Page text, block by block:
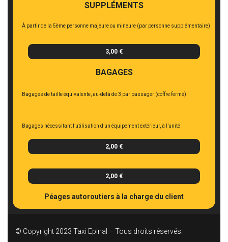
SUPPLÉMENTS
À partir de la 5ème personne majeure ou mineure (par personne supplémentaire)
3,00 €
BAGAGES
Bagages de taille équivalente, au-delà de 3 par passager (coffre fermé)
Bagages nécessitant l’utilisation d’un équipement extérieur, à l’unité
2,00 €
2,00 €
Péages autoroutiers à la charge du client
© Copyright 2023 Taxi Epinal – Tous droits réservés.